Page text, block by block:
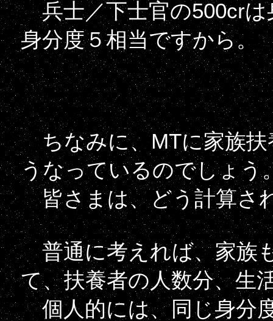
兵士／下士官の500crは
身分度５相当ですから。
ちなみに、MTに家族扶
うなっているのでしょう
皆さまは、どう計算さ
普通に考えれば、家族
て、扶養者の人数分、生
個人的には、同じ身分